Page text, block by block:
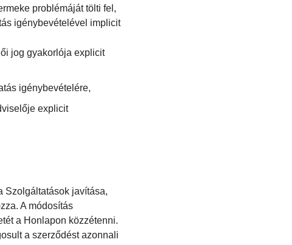
problémáját tölti fel,
igénybevételével implicit
jog gyakorlója explicit
igénybevételére,
explicit
Szolgáltatások javítása,
A módosítás
a Honlapon közzétenni.
a szerződést azonnali